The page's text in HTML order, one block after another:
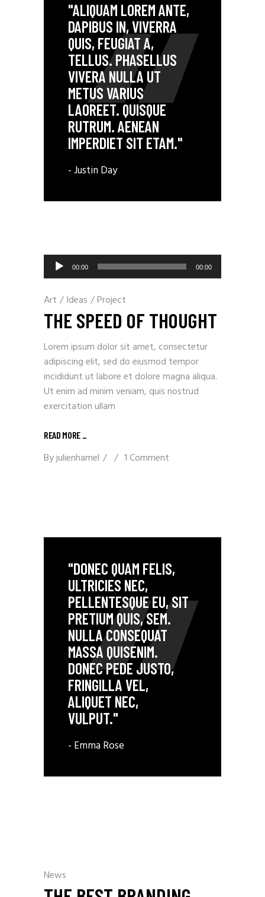
"ALIQUAM LOREM ANTE,
DAPIBUS IN, VIVERRA
QUIS, FEUGIAT A,
TELLUS. PHASELLUS
VIVERA NULLA UT
METUS VARIUS
LAOREET. QUISQUE
RUTRUM. AENEAN
IMPERDIET SIT ETAM."
- Justin Day
Lecteur
audio
00:00 00:00
Art / Ideas /Project
THE SPEED OF THOUGHT
Lorem ipsum dolor sit amet, consectetur
adipiscing elit, sed do eiusmod tempor
incididunt ut labore et dolore magna aliqua.
Ut enim ad minim veniam, quis nostrud
exercitation ullam
READ MORE _
Byjulienhamel 1 Comment
"DONEC QUAM FELIS,
ULTRICIES NEC,
PELLENTESQUE EU, SIT
PRETIUM QUIS, SEM.
NULLA CONSEQUAT
MASSA QUISENIM.
DONEC PEDE JUSTO,
FRINGILLA VEL,
ALIQUET NEC,
VULPUT."
- Emma Rose
News